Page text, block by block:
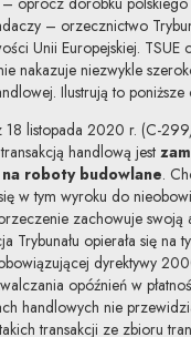
– orzecznictwo
Unii Europejskiej. TSUE
nakazuje niezwykle
Ilustrują to
listopada 2020 r. (C-
handlową jest
roboty budowlane.
w tym wyroku do
zachowuje swoją
Trybunału opierała się na
dyrektywy
opóźnień w
handlowych nie
transakcji ze zbioru